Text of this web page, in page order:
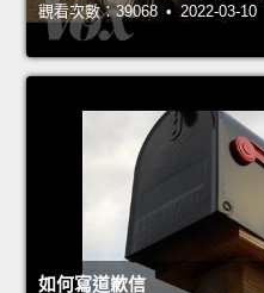
觀看次數：39068 • 2022-03-10
如何寫道歉信